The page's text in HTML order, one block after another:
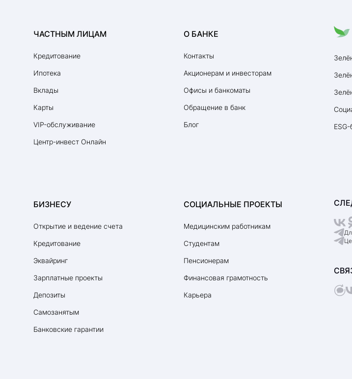
ЧАСТНЫМ ЛИЦАМ
Кредитование
Ипотека
Вклады
Карты
VIP-обслуживание
Центр-инвест Онлайн
БИЗНЕСУ
Открытие и ведение счета
Кредитование
Эквайринг
Зарплатные проекты
Депозиты
Самозанятым
Банковские гарантии
О БАНКЕ
Контакты
Акционерам и инвесторам
Офисы и банкоматы
Обращение в банк
Блог
СОЦИАЛЬНЫЕ ПРОЕКТЫ
Медицинским работникам
Студентам
Пенсионерам
Финансовая грамотность
Карьера